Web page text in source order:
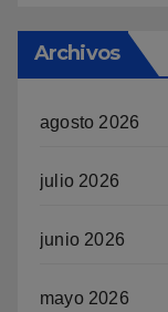
Archivos
agosto 2026
julio 2026
junio 2026
mayo 2026